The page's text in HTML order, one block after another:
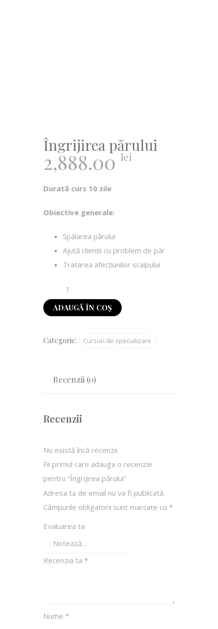
Îngrijirea părului
2,888.00 lei
Durată curs 10 zile
Obiective generale:
Spălarea părului
Ajută clienții cu problem de păr
Tratarea afecțiunilor scalpului
ADAUGĂ ÎN COȘ
Categorie: Cursuri de specializare
Recenzii (0)
Recenzii
Nu există încă recenzii.
Fii primul care adauga o recenzie
pentru “Îngrijirea părului”
Adresa ta de email nu va fi publicată.
Câmpurile obligatorii sunt marcate cu *
Evaluarea ta
Recenzia ta *
Nume *